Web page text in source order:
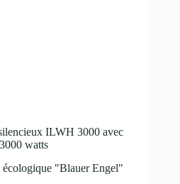
ILWH 3000 avec
watts
écologique "Blauer Engel"